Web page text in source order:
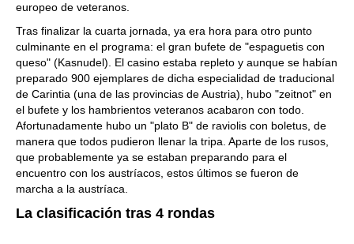
europeo de veteranos.
Tras finalizar la cuarta jornada, ya era hora para otro punto
culminante en el programa: el gran bufete de "espaguetis con
queso" (Kasnudel). El casino estaba repleto y aunque se habían
preparado 900 ejemplares de dicha especialidad de traducional
de Carintia (una de las provincias de Austria), hubo "zeitnot" en
el bufete y los hambrientos veteranos acabaron con todo.
Afortunadamente hubo un "plato B" de raviolis con boletus, de
manera que todos pudieron llenar la tripa. Aparte de los rusos,
que probablemente ya se estaban preparando para el
encuentro con los austríacos, estos últimos se fueron de
marcha a la austríaca.
La clasificación tras 4 rondas